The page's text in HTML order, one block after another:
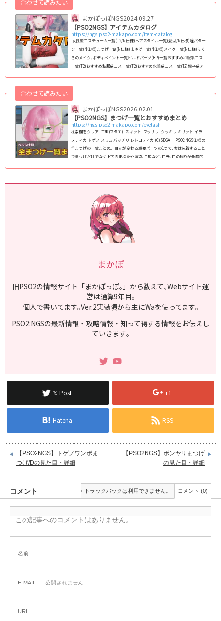
シュでシャープな印象を与えるこのまつげは、目元を強調するのに役立ちま
す。 特徴 デザイン: 上ま...
まかぽっぽNGS
合わせて読みたい
2024.09.27
【PSO2NGS】アイテムカタログ
https://ngs.pso2-makapo.com/item-catalog
女性型コスチューム一覧(T2/N仕様)ヘアスタイル一覧(髪型/N仕様)瞳パター
ン一覧(N仕様)まつげ一覧(N仕様)まゆげ一覧(N仕様)メイク一覧(N仕様)ほく
ろのメイク､ボディペイント一覧ビルドパーツ(BP)一覧おすすめ和服系コス
一覧(T2)おすすめ私服系コス一覧(T2)おすすめ水着系コス一覧(T2)帽子系ア
覧リボン(頭部)系ア...
まかぽっぽNGS
合わせて読みたい
2026.02.01
【PSO2NGS】まつげ一覧とおすすめまとめ
https://ngs.pso2-makapo.com/eyelash
検索欄をクリア 二重(フタエ) スキット フッサリ クッキリ キリット イラ
スティカ トゲノ スリム バッチリ レトロティカ (C)SEGA PSO2:NGS仕様の
全まつげの一覧まとめ｡ 目元が変わる重要パーツの1つで､実は装着すること
でまつげだけでなく上下のまぶたや涙袋､目尻など､目元､目の周りが全般的
まかぽ
旧PSO2の情報サイト「まかぽっぽ｡」から数えて､Webサイト運
営は通算9年目｡
個人で書いてます｡Ver.2実装頃から主にWaを使ってます｡
PSO2:NGSの最新情報・攻略情報・知って得する情報をお伝えし
ていきます｡
𝕏 Post +1
Hatena RSS
【PSO2NGS】トゲノワンポま
つげ/Dの見た目・詳細
【PSO2NGS】ボンヤリまつげ
の見た目・詳細
コメント トラックバックは利用できません。 コメント (0)
この記事へのコメントはありません。
名前
E-MAIL - 公開されません -
URL